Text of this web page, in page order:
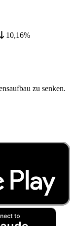
10,16%
zu senken.